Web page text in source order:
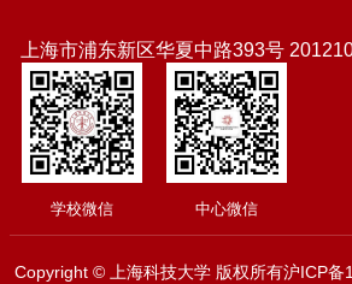
上海市浦东新区华夏中路393号
学校微信 中心微信
Copyright © 上海科技大学 版权所有沪ICP